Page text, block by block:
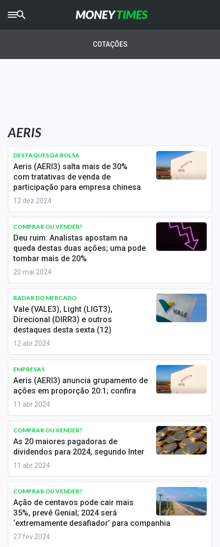
AGROTIMES
Newsletters
Money Trader
Anuncie
Últimas Notícias
Newsletters
Cotações
Comprar ou vender?
Carteiras Recomendadas
Central de Dividendos
Central de Fundos Imobiliários
Central dos IPOs
Renda Fixa
Finanças Pessoais
Mercados
Economia
Empresas
Política
COTAÇÕES
AERIS
DESTAQUES DA BOLSA
Aeris (AERI3) salta mais de 30%
com tratativas de venda de
participação para empresa chinesa
12 dez 2024
COMPRAR OU VENDER?
Deu ruim: Analistas apostam na
queda destas duas ações; uma pode
tombar mais de 20%
20 mai 2024
RADAR DO MERCADO
Vale (VALE3), Light (LIGT3),
Direcional (DIRR3) e outros
destaques desta sexta (12)
12 abr 2024
EMPRESAS
Aeris (AERI3) anuncia grupamento de
ações em proporção 20:1; confira
11 abr 2024
COMPRAR OU VENDER?
As 20 maiores pagadoras de
dividendos para 2024, segundo Inter
11 abr 2024
COMPRAR OU VENDER?
Ação de centavos pode cair mais
35%, prevê Genial; 2024 será
‘extremamente desafiador’ para companhia
27 fev 2024